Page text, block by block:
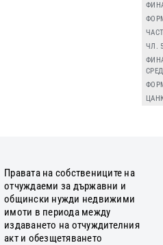
ЧЛ.
Правата на собствениците на
отчуждаеми за държавни и
общински нужди недвижими
имоти в периода между
издаването на отчуждителния
акт и обезщетяването